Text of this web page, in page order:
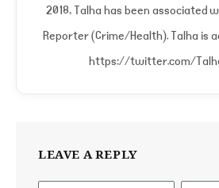
2018, Talha has been associated
Reporter (Crime/Health). Talha is
https://twitter.com/
LEAVE A REPLY